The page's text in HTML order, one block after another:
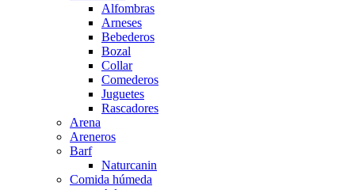
Alfombras
Arneses
Bebederos
Bozal
Collar
Comederos
Juguetes
Rascadores
Arena
Areneros
Barf
Naturcanin
Comida húmeda